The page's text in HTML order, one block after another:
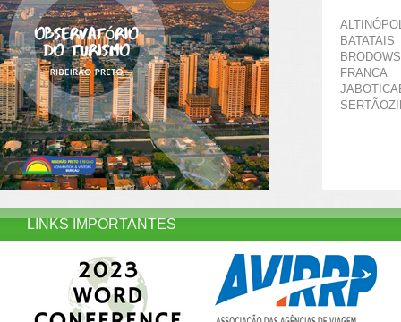
BATATAIS
FRANCA
LINKS IMPORTANTES